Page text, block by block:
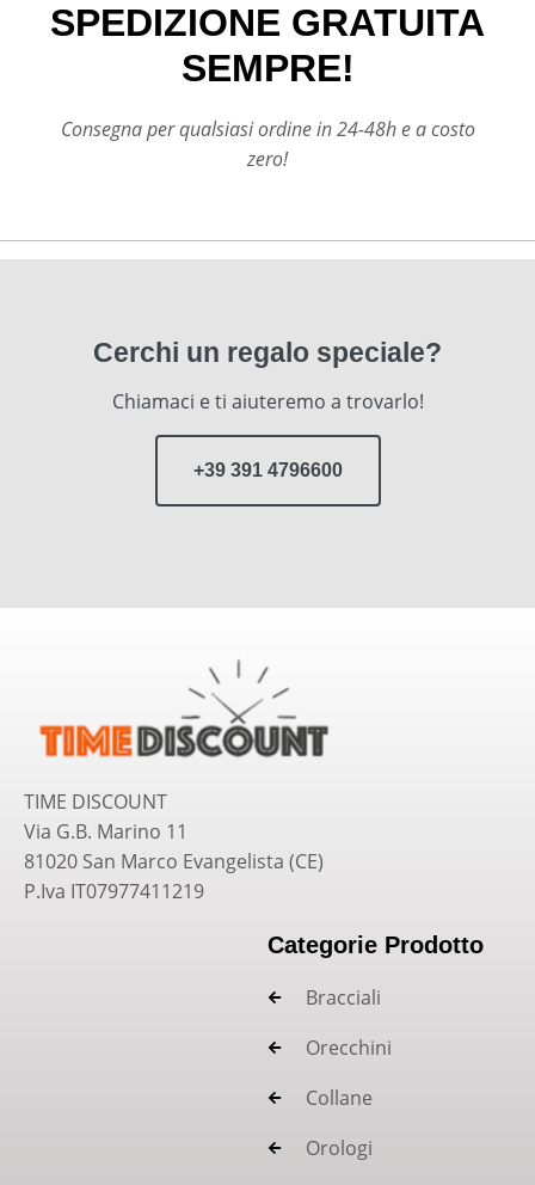
SPEDIZIONE GRATUITA
SEMPRE!
Consegna per qualsiasi ordine in 24-48h e a costo
zero!
Cerchi un regalo speciale?
Chiamaci e ti aiuteremo a trovarlo!
+39 391 4796600
TIME DISCOUNT
Via G.B. Marino 11
81020 San Marco Evangelista (CE)
P.Iva IT07977411219
Categorie Prodotto
Bracciali
Orecchini
Collane
Orologi